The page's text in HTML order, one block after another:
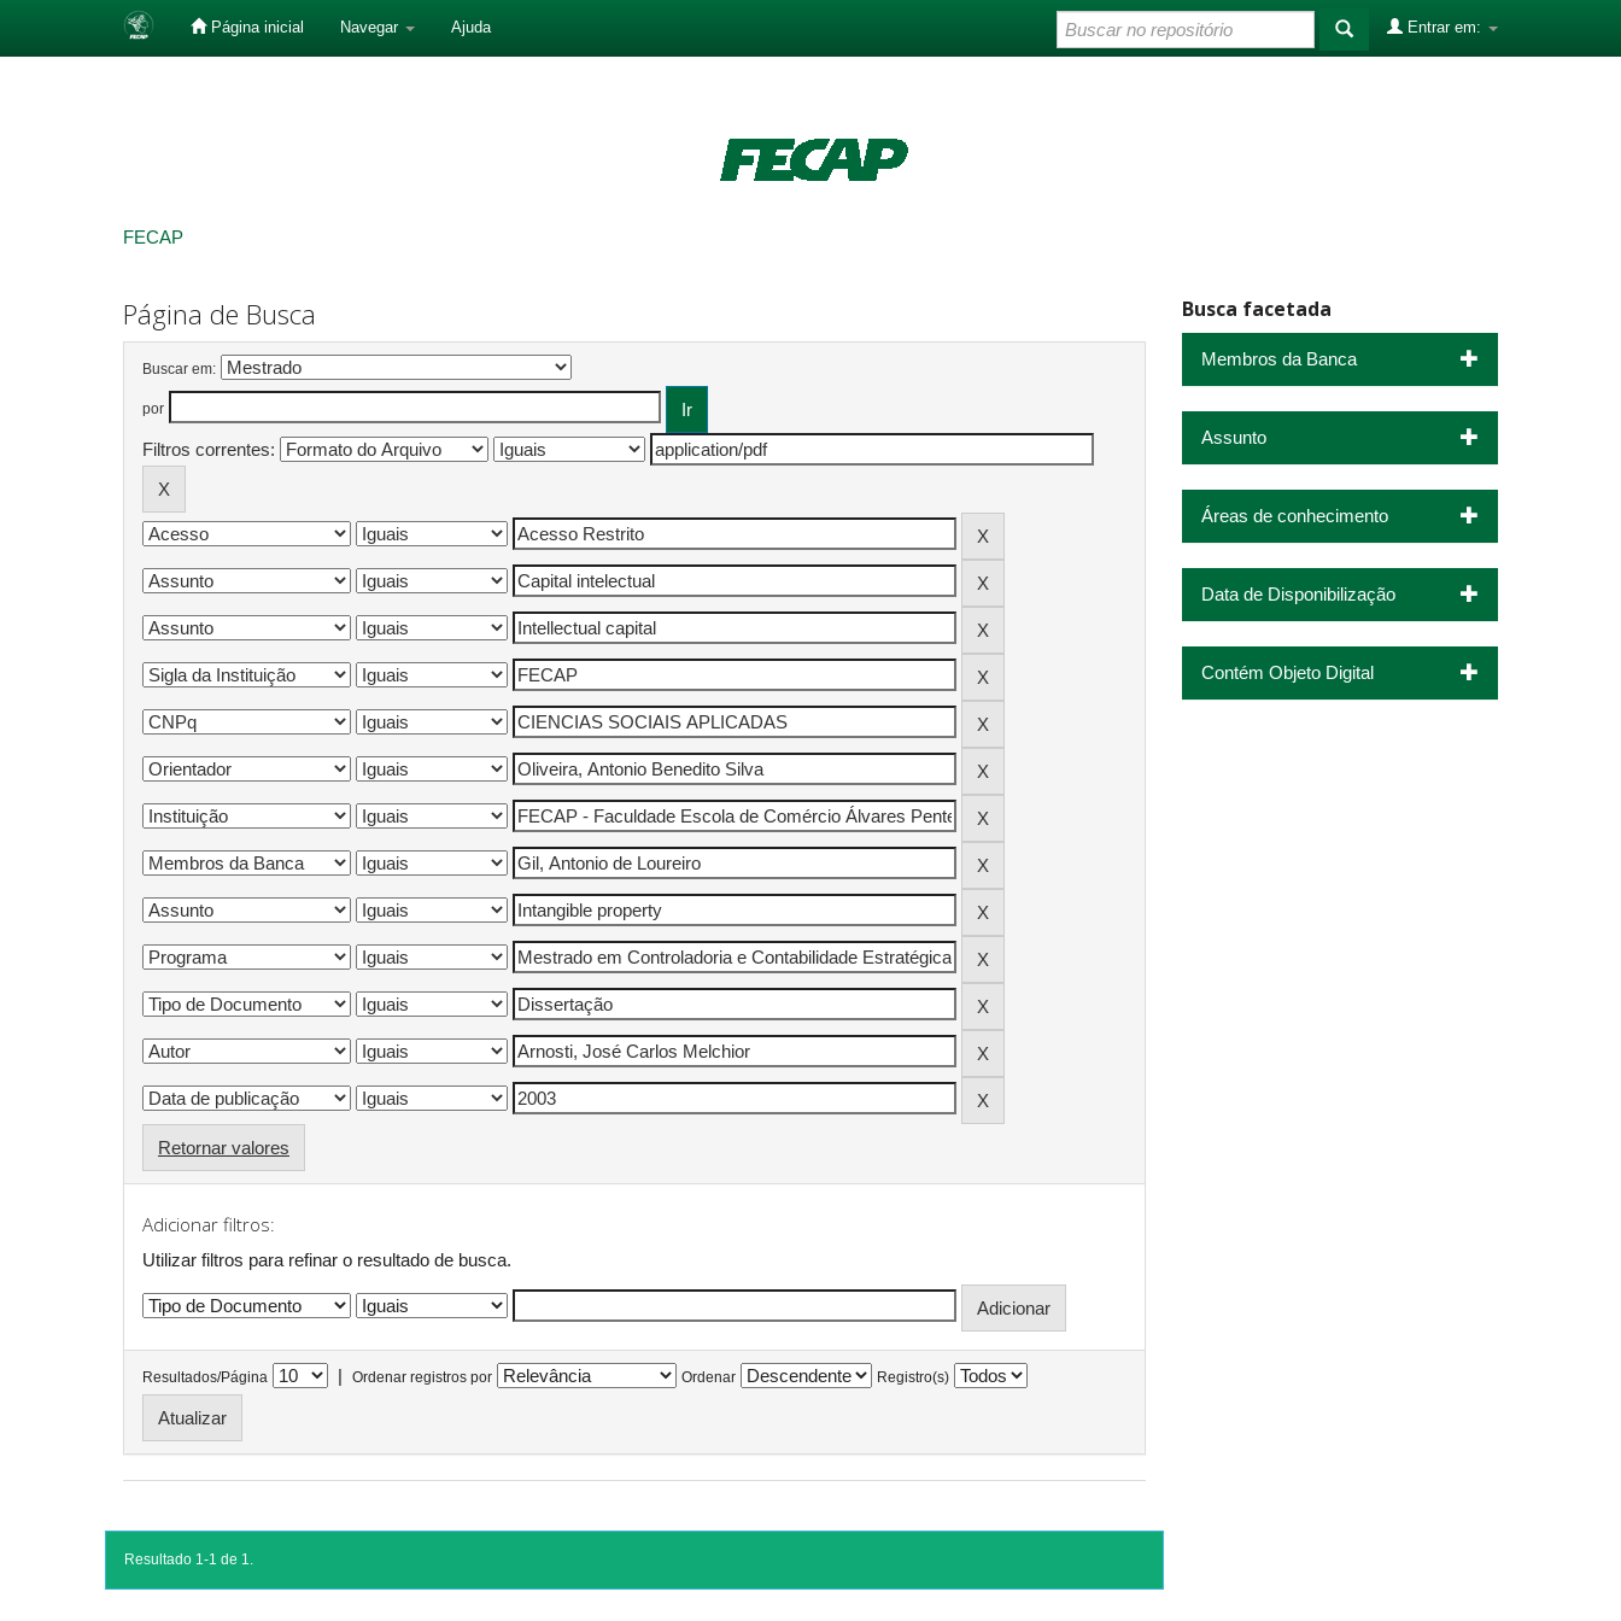
Página inicial Navegar Ajuda Entrar em:
FECAP
Página de Busca
Buscar em:
por
Filtros correntes:
Retornar valores
Adicionar filtros:
Utilizar filtros para refinar o resultado de busca.
Resultados/Página | Ordenar registros por Ordenar Registro(s)
Resultado 1-1 de 1.
Busca facetada
Membros da Banca
Assunto
Áreas de conhecimento
Data de Disponibilização
Contém Objeto Digital